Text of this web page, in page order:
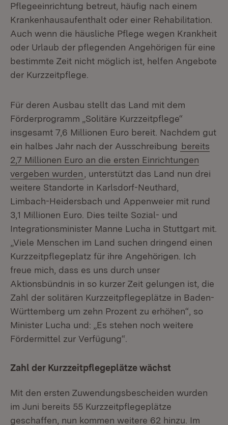
Pflegeeinrichtung betreut, häufig nach einem
Krankenhausaufenthalt oder einer Rehabilitation.
Auch wenn die häusliche Pflege wegen Krankheit
oder Urlaub der pflegenden Angehörigen für eine
bestimmte Zeit nicht möglich ist, helfen Angebote
der Kurzzeitpflege.
Für deren Ausbau stellt das Land mit dem
Förderprogramm „Solitäre Kurzzeitpflege“
insgesamt 7,6 Millionen Euro bereit. Nachdem gut
ein halbes Jahr nach der Ausschreibung bereits
2,7 Millionen Euro an die ersten Einrichtungen
vergeben wurden
, unterstützt das Land nun drei
weitere Standorte in Karlsdorf-Neuthard,
Limbach-Heidersbach und Appenweier mit rund
3,1 Millionen Euro. Dies teilte Sozial- und
Integrationsminister Manne Lucha in Stuttgart mit.
„Viele Menschen im Land suchen dringend einen
Kurzzeitpflegeplatz für ihre Angehörigen. Ich
freue mich, dass es uns durch unser
Aktionsbündnis in so kurzer Zeit gelungen ist, die
Zahl der solitären Kurzzeitpflegeplätze in Baden-
Württemberg um zehn Prozent zu erhöhen“, so
Minister Lucha und: „Es stehen noch weitere
Fördermittel zur Verfügung“.
Zahl der Kurzzeitpflegeplätze wächst
Mit den ersten Zuwendungsbescheiden wurden
im Juni bereits 55 Kurzzeitpflegeplätze
geschaffen, nun kommen weitere 62 hinzu. Im